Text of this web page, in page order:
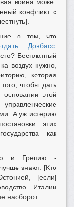
война может
конфликт с
о том, что
Донбасс
Бесплатный
воздух нужно,
которая
чтобы дать
этой
А уж истерию
этих
как
и Грецию -
знают. [Кто
[если]
Италии
наоборот.